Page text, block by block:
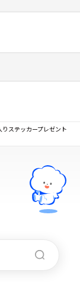
りステッカープレゼント